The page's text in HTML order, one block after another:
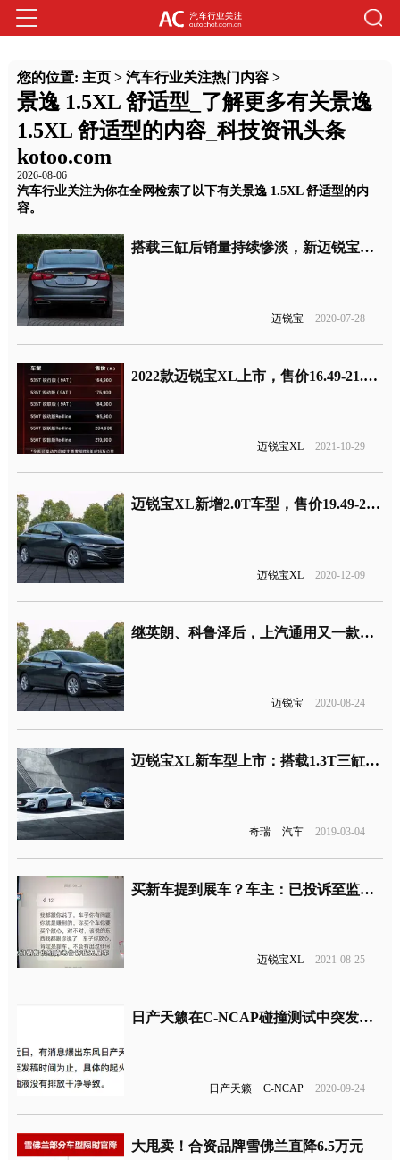
您的位置: 主页> 汽车行业关注热门内容>
景逸 1.5XL 舒适型_了解更多有关景逸
1.5XL 舒适型的内容_科技资讯头条
kotoo.com
2026-08-06
汽车行业关注为你在全网检索了以下有关景逸 1.5XL 舒适型的内
容。
搭载三缸后销量持续惨淡，新迈锐宝XL回归四缸阵营
迈锐宝 2020-07-28
2022款迈锐宝XL上市，售价16.49-21.99万元
迈锐宝XL 2021-10-29
迈锐宝XL新增2.0T车型，售价19.49-21.99万元
迈锐宝XL 2020-12-09
继英朗、科鲁泽后，上汽通用又一款车型重回四缸阵营
迈锐宝 2020-08-24
迈锐宝XL新车型上市：搭载1.3T三缸发动机，售价15.49-17.49万元
奇瑞 汽车 2019-03-04
买新车提到展车？车主：已投诉至监管局
迈锐宝XL 2021-08-25
日产天籁在C-NCAP碰撞测试中突发意外
日产天籁 C-NCAP 2020-09-24
大甩卖！合资品牌雪佛兰直降6.5万元